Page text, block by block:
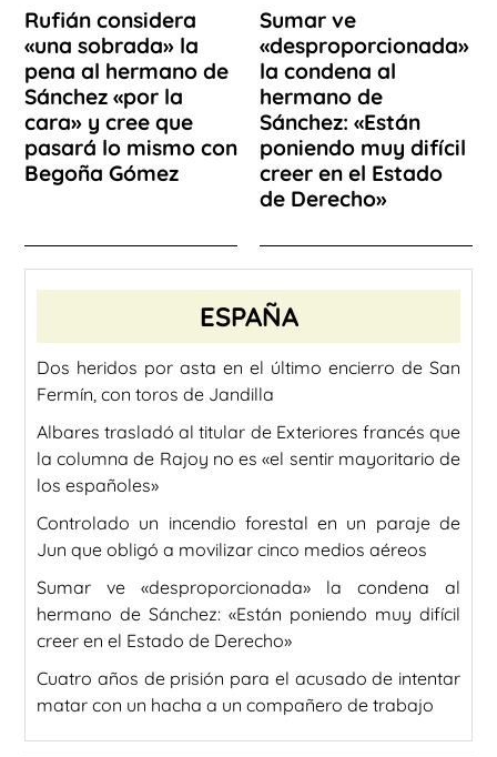
Rufián considera
«una sobrada» la
pena al hermano de
Sánchez «por la
cara» y cree que
pasará lo mismo con
Begoña Gómez
Sumar ve
«desproporcionada»
la condena al
hermano de
Sánchez: «Están
poniendo muy difícil
creer en el Estado
de Derecho»
ESPAÑA
Dos heridos por asta en el último encierro de San
Fermín, con toros de Jandilla
Albares trasladó al titular de Exteriores francés que
la columna de Rajoy no es «el sentir mayoritario de
los españoles»
Controlado un incendio forestal en un paraje de
Jun que obligó a movilizar cinco medios aéreos
Sumar ve «desproporcionada» la condena al
hermano de Sánchez: «Están poniendo muy difícil
creer en el Estado de Derecho»
Cuatro años de prisión para el acusado de intentar
matar con un hacha a un compañero de trabajo